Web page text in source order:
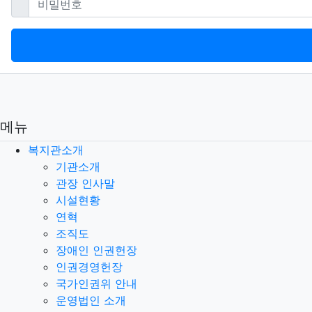
메뉴
복지관소개
기관소개
관장 인사말
시설현황
연혁
조직도
장애인 인권헌장
인권경영헌장
국가인권위 안내
운영법인 소개